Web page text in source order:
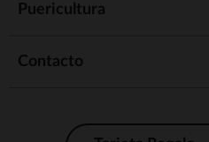
Puericultura
Contacto